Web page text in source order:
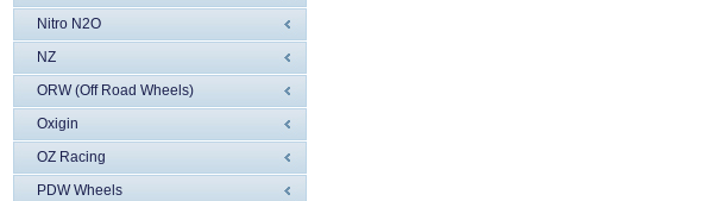
Nitro N2O
NZ
ORW (Off Road Wheels)
Oxigin
OZ Racing
PDW Wheels